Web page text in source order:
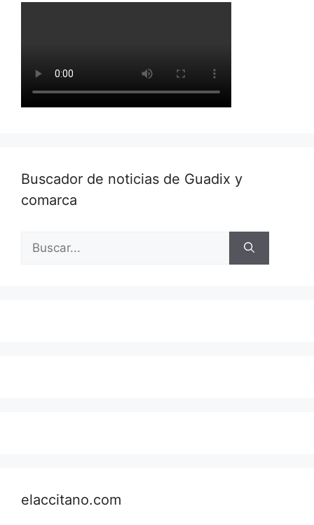
Buscador de noticias de Guadix y
comarca
Buscar:
elaccitano.com